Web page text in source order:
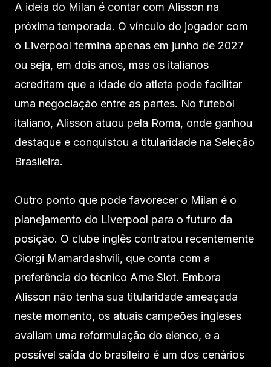
A ideia do Milan é contar com Alisson na
próxima temporada. O vínculo do jogador com
o Liverpool termina apenas em junho de 2027
ou seja, em dois anos, mas os italianos
acreditam que a idade do atleta pode facilitar
uma negociação entre as partes. No futebol
italiano, Alisson atuou pela Roma, onde ganhou
destaque e conquistou a titularidade na Seleção
Brasileira.
Outro ponto que pode favorecer o Milan é o
planejamento do Liverpool para o futuro da
posição. O clube inglês contratou recentemente
Giorgi Mamardashvili, que conta com a
preferência do técnico Arne Slot. Embora
Alisson não tenha sua titularidade ameaçada
neste momento, os atuais campeões ingleses
avaliam uma reformulação do elenco, e a
possível saída do brasileiro é um dos cenários